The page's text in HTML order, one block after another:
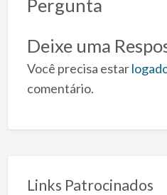
Pergunta
Deixe uma
Você precisa estar
comentário.
Links Patrocinados